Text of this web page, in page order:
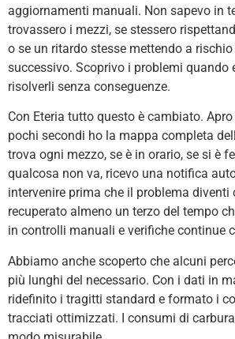
aggiornamenti manuali. Non sapevo in
trovassero i mezzi, se stessero
o se un ritardo stesse mettendo a
successivo. Scoprivo i problemi quando
risolverli senza conseguenze.
Con Eteria tutto questo è cambiato.
pochi secondi ho la mappa completa
trova ogni mezzo, se è in orario, se si è
qualcosa non va, ricevo una notifica
intervenire prima che il problema diventi
recuperato almeno un terzo del tempo
in controlli manuali e verifiche continue
Abbiamo anche scoperto che alcuni
più lunghi del necessario. Con i dati in
ridefinito i tragitti standard e formato i
tracciati ottimizzati. I consumi di